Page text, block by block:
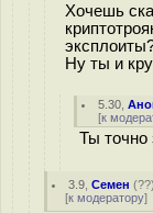
Хочешь
Ну ты и
5.30 ,
[к
Ты точно
3.9 ,Семен (??
[к модератору]